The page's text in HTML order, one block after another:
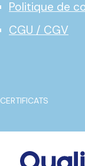
Politique de
CGU / CGV
CERTIFICATS